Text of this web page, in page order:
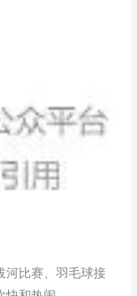
河比赛、羽毛球接